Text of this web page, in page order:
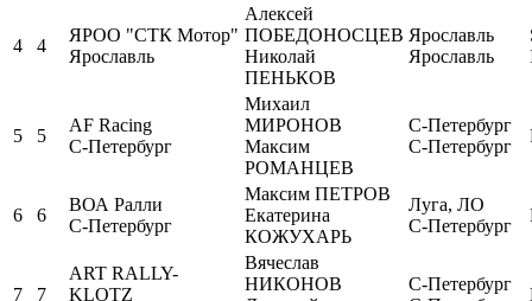
4 4
ЯРОО "СТК Мотор"
Ярославль
Алексей
ПОБЕДОНОСЦЕВ
Николай
ПЕНЬКОВ
Ярославль
Ярославль
5 5
AF Racing
С-Петербург
Михаил
МИРОНОВ
Максим
РОМАНЦЕВ
С-Петербург
С-Петербург
6 6
ВОА Ралли
С-Петербург
Максим ПЕТРОВ
Екатерина
КОЖУХАРЬ
Луга, ЛО
С-Петербург
7 7
ART RALLY-
KLOTZ
Вячеслав
НИКОНОВ
С-Петербург